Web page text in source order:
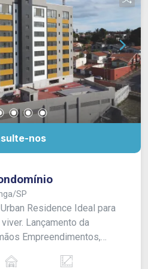
nos
SP
da
Empreendimentos,
e funcional, ideais